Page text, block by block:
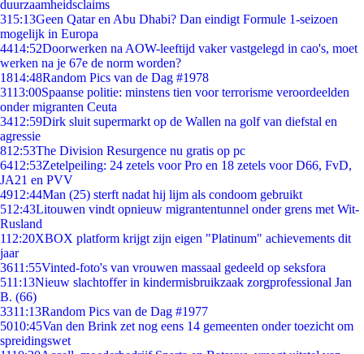
duurzaamheidsclaims
315:13Geen Qatar en Abu Dhabi? Dan eindigt Formule 1-seizoen
mogelijk in Europa
4414:52Doorwerken na AOW-leeftijd vaker vastgelegd in cao's, moet
werken na je 67e de norm worden?
1814:48Random Pics van de Dag #1978
3113:00Spaanse politie: minstens tien voor terrorisme veroordeelden
onder migranten Ceuta
3412:59Dirk sluit supermarkt op de Wallen na golf van diefstal en
agressie
812:53The Division Resurgence nu gratis op pc
6412:53Zetelpeiling: 24 zetels voor Pro en 18 zetels voor D66, FvD,
JA21 en PVV
4912:44Man (25) sterft nadat hij lijm als condoom gebruikt
512:43Litouwen vindt opnieuw migrantentunnel onder grens met Wit-
Rusland
112:20XBOX platform krijgt zijn eigen "Platinum" achievements dit
jaar
3611:55Vinted-foto's van vrouwen massaal gedeeld op seksfora
511:13Nieuw slachtoffer in kindermisbruikzaak zorgprofessional Jan
B. (66)
3311:13Random Pics van de Dag #1977
5010:45Van den Brink zet nog eens 14 gemeenten onder toezicht om
spreidingswet